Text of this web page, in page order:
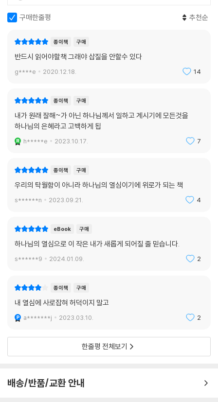
구매한줄평 추천순
종이책 구매
반드시 읽어야할책 그래야 삽질을 안할수 있다
g****e 2020.12.18. 14
종이책 구매
내가 원래 잘해~가 아닌 하나님께서 일하고 계시기에 모든것을
하나님의 은혜라고 고백하게 됩
h*****e 2023.10.17. 7
종이책 구매
우리의 탁월함이 아니라 하나님의 열심이기에 위로가 되는 책
s******n 2023.09.21. 4
eBook 구매
하나님의 열심으로 이 작은 내가 새롭게 되어질 줄 믿습니다.
s******9 2024.01.09. 2
종이책 구매
내 열심에 사로잡혀 허덕이지 말고
a*******j 2023.03.10. 2
한줄평 전체보기
배송/반품/교환 안내